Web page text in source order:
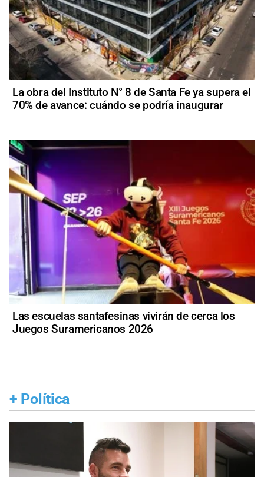
La obra del Instituto N° 8 de Santa Fe ya supera el
70% de avance: cuándo se podría inaugurar
Las escuelas santafesinas vivirán de cerca los
Juegos Suramericanos 2026
+ Política